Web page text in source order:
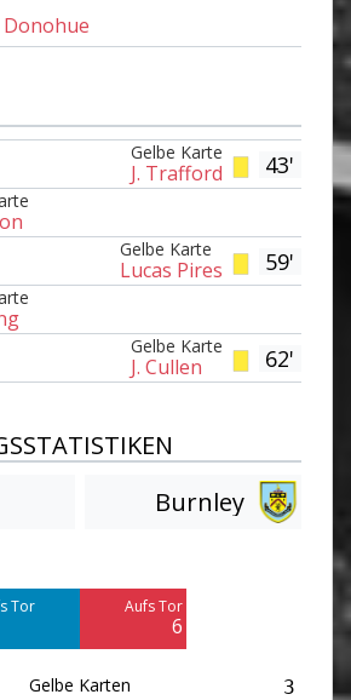
Donohue
43'
Gelbe Karte
J. Trafford
59'
Gelbe Karte
Lucas Pires
62'
Gelbe Karte
J. Cullen
Burnley
Tor Aufs Tor
6
Gelbe Karten 3